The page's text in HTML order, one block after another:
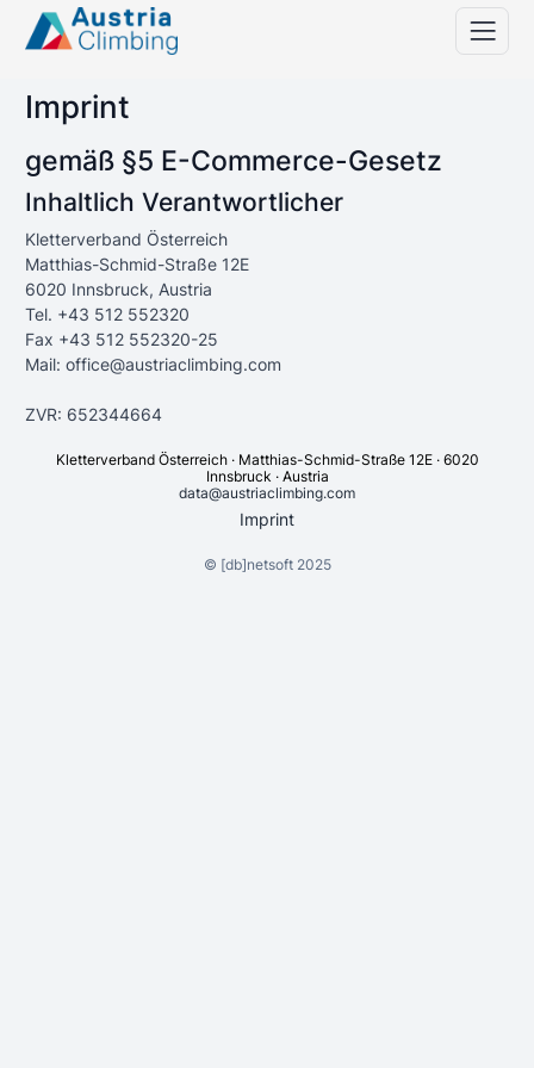
Imprint
gemäß §5 E-Commerce-Gesetz
Inhaltlich Verantwortlicher
Kletterverband Österreich
Matthias-Schmid-Straße 12E
6020 Innsbruck, Austria
Tel. +43 512 552320
Fax +43 512 552320-25
Mail: office@austriaclimbing.com
ZVR: 652344664
Kletterverband Österreich · Matthias-Schmid-Straße 12E · 6020
Innsbruck · Austria
data@austriaclimbing.com
Imprint
© [db]netsoft2025